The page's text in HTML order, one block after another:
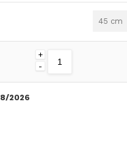
45 cm
+
-
2026